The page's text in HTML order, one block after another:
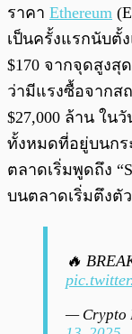
ราคา Ethereum
เป็นครั้งแรกนับตั้
$170 จากจุดสูง
ว่ามีแรงซื้อจากส
$27,000 ล้าน ใน
ทั้งหมดที่อยู่บนก
ตลาดเริ่มพูดถึง
บนตลาดเริ่มตึงตั
🔥
— Crypto